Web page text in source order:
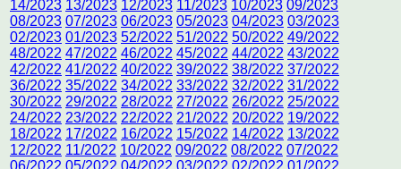
14/2023 13/2023 12/2023 11/2023 10/2023 09/2023
08/2023 07/2023 06/2023 05/2023 04/2023 03/2023
02/2023 01/2023 52/2022 51/2022 50/2022 49/2022
48/2022 47/2022 46/2022 45/2022 44/2022 43/2022
42/2022 41/2022 40/2022 39/2022 38/2022 37/2022
36/2022 35/2022 34/2022 33/2022 32/2022 31/2022
30/2022 29/2022 28/2022 27/2022 26/2022 25/2022
24/2022 23/2022 22/2022 21/2022 20/2022 19/2022
18/2022 17/2022 16/2022 15/2022 14/2022 13/2022
12/2022 11/2022 10/2022 09/2022 08/2022 07/2022
06/2022 05/2022 04/2022 03/2022 02/2022 01/2022